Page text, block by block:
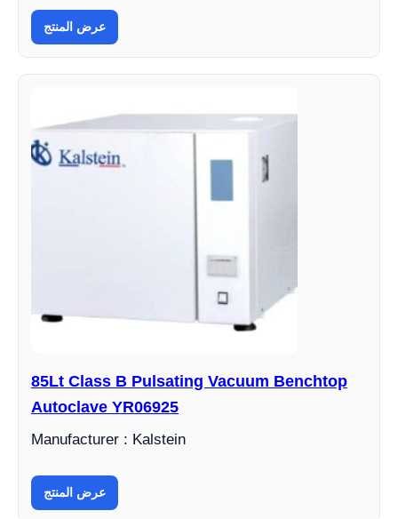
عرض المنتج
85Lt Class B Pulsating Vacuum Benchtop
Autoclave YR06925
Manufacturer : Kalstein
عرض المنتج